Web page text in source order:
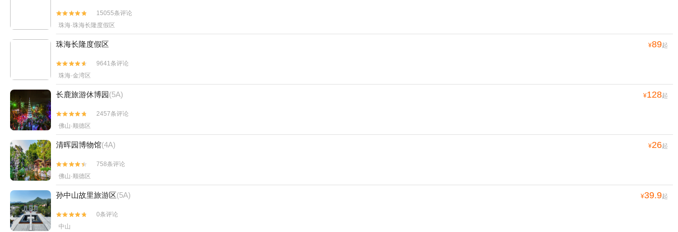


15055条评论
珠海·珠海长隆度假区
珠海长隆度假区 ¥89起


9641条评论
珠海·金湾区
长鹿旅游休博园(5A) ¥128起


2457条评论
佛山·顺德区
清晖园博物馆(4A) ¥26起


758条评论
佛山·顺德区
孙中山故里旅游区(5A) ¥39.9起


0条评论
中山